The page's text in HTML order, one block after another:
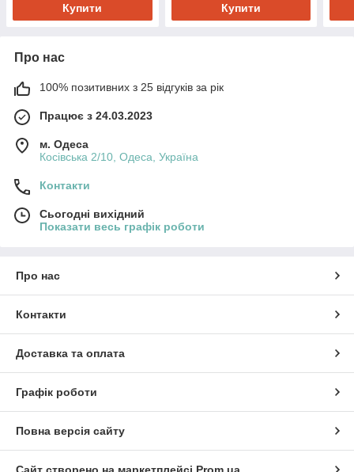
Купити Купити
Про нас
100% позитивних з 25 відгуків за рік
Працює з 24.03.2023
м. Одеса
Косівська 2/10, Одеса, Україна
Контакти
Сьогодні вихідний
Показати весь графік роботи
Про нас
Контакти
Доставка та оплата
Графік роботи
Повна версія сайту
Сайт створено на маркетплейсі Prom.ua